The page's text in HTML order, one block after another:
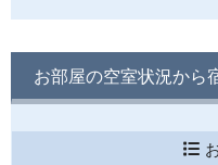
お部屋の空室状況から